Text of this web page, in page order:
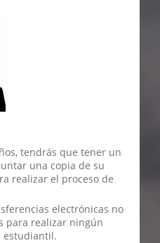
tendrás que tener un
una copia de su
realizar el proceso de
electrónicas no
para realizar ningún
estudiantil.